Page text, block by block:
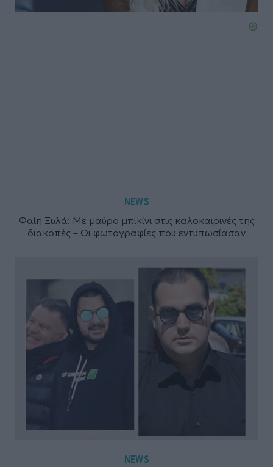
NEWS
Φαίη Ξυλά: Με μαύρο μπικίνι στις καλοκαιρινές της
διακοπές – Οι φωτογραφίες που εντυπωσίασαν
NEWS